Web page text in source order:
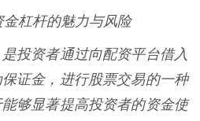
杠杆的魅力与风险
投资者通过向配资平台借入
证金，进行股票交易的一种
够显著提高投资者的资金使